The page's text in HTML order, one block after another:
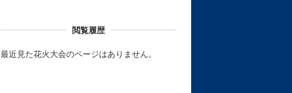
閲覧履歴
最近見た花火大会のページはありません。